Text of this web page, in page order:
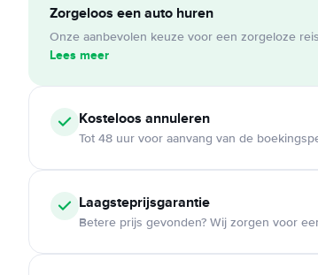
Zorgeloos een auto huren
Onze aanbevolen keuze voor een zorgeloze
Lees meer
Kosteloos annuleren
Tot 48 uur voor aanvang van de
Laagsteprijsgarantie
Betere prijs gevonden? Wij zorgen voor